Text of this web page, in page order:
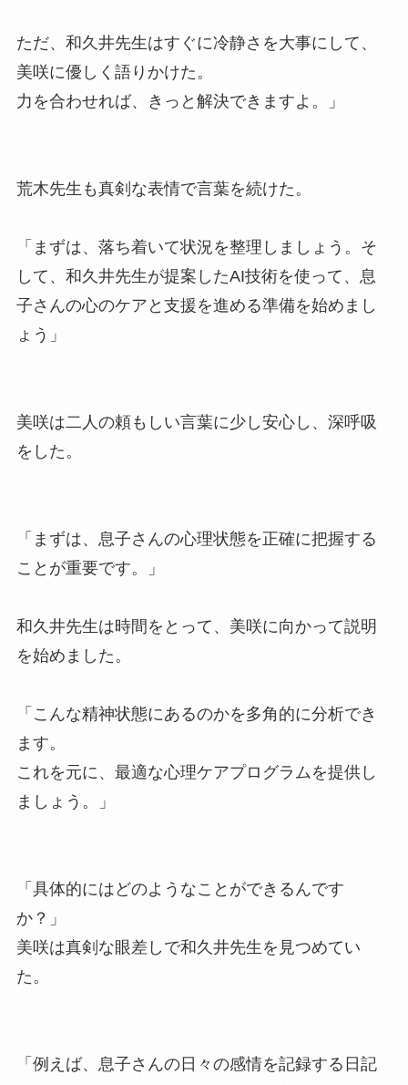
ただ、和久井先生はすぐに冷静さを大事にして、
美咲に優しく語りかけた。
力を合わせれば、きっと解決できますよ。」
荒木先生も真剣な表情で言葉を続けた。
「まずは、落ち着いて状況を整理しましょう。そ
して、和久井先生が提案したAI技術を使って、息
子さんの心のケアと支援を進める準備を始めまし
ょう」
美咲は二人の頼もしい言葉に少し安心し、深呼吸
をした。
「まずは、息子さんの心理状態を正確に把握する
ことが重要です。」
和久井先生は時間をとって、美咲に向かって説明
を始めました。
「こんな精神状態にあるのかを多角的に分析でき
ます。
これを元に、最適な心理ケアプログラムを提供し
ましょう。」
「具体的にはどのようなことができるんです
か？」
美咲は真剣な眼差しで和久井先生を見つめてい
た。
「例えば、息子さんの日々の感情を記録する日記